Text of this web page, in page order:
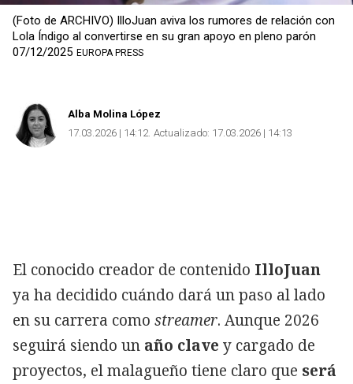
(Foto de ARCHIVO) IlloJuan aviva los rumores de relación con
Lola Índigo al convertirse en su gran apoyo en pleno parón
07/12/2025 EUROPA PRESS
Alba Molina López
17.03.2026 | 14:12 Actualizado: 17.03.2026 | 14:13
El conocido creador de contenido IlloJuan
ya ha decidido cuándo dará un paso al lado
en su carrera como streamer. Aunque 2026
seguirá siendo un año clave y cargado de
proyectos, el malagueño tiene claro que será